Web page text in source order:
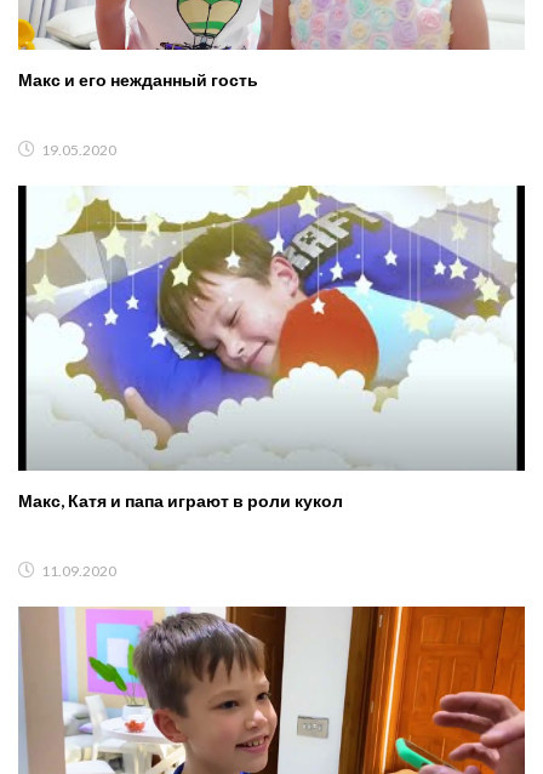
Макс и его нежданный гость
19.05.2020
Макс, Катя и папа играют в роли кукол
11.09.2020